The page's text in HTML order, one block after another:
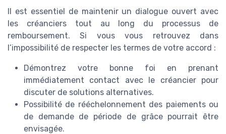
Il est essentiel de maintenir un dialogue ouvert avec
les créanciers tout au long du processus de
remboursement. Si vous vous retrouvez dans
l’impossibilité de respecter les termes de votre accord :
Démontrez votre bonne foi en prenant
immédiatement contact avec le créancier pour
discuter de solutions alternatives.
Possibilité de rééchelonnement des paiements ou
de demande de période de grâce pourrait être
envisagée.